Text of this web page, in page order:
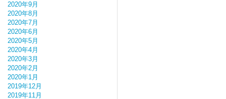
2020年9月
2020年8月
2020年7月
2020年6月
2020年5月
2020年4月
2020年3月
2020年2月
2020年1月
2019年12月
2019年11月